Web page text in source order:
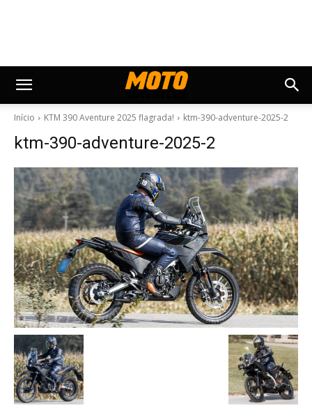
Início KTM 390 Aventure 2025 flagrada! ktm-390-adventure-2025-2
ktm-390-adventure-2025-2